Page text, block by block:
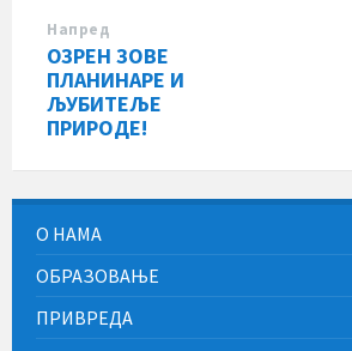
Напред
ОЗРЕН ЗОВЕ
ПЛАНИНАРЕ И
ЉУБИТЕЉЕ
ПРИРОДЕ!
О НАМА
ОБРАЗОВАЊЕ
ПРИВРЕДА